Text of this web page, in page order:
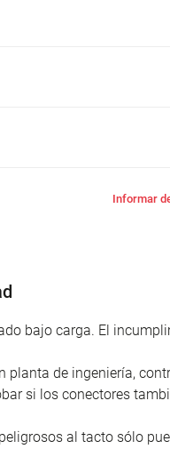
Informar
bajo carga. El
planta de ingeniería,
si los conectores
al tacto sólo